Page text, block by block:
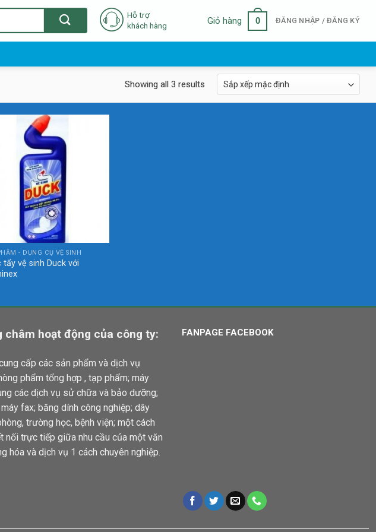
Hỗ trợ
khách hàng
Giỏ hàng 0 ĐĂNG NHẬP / ĐĂNG KÝ
Showing all 3 results
- DỤNG CỤ VỆ SINH
tẩy vệ sinh Duck với
châm hoạt động của công ty:
cấp các sản phẩm và dịch vụ
phẩm tổng hợp , tạp phẩm; máy
các dịch vụ sử chữa và bảo dưỡng;
fax; băng dính công nghiệp; dây
trường học, bệnh viện; một cách
nối trực tiếp giữa nhu cầu của một văn
hóa và dịch vụ 1 cách chuyên nghiệp.
FANPAGE FACEBOOK